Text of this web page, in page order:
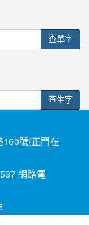
查單字
查生字
160號(正門在
網路電